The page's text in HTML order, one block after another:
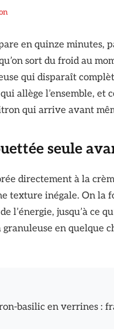
en quinze minutes,
sort du froid au
qui disparaît
allège l’ensemble, et
qui arrive avant
seule
directement à la
texture inégale. On la
l’énergie, jusqu’à ce
en quelque
basilic en verrines :